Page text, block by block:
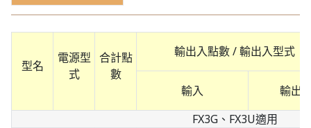
型名
電源型
式
合計點
數
輸出入點數 / 輸出入型式
輸入
輸出
FX3G、FX3U適用